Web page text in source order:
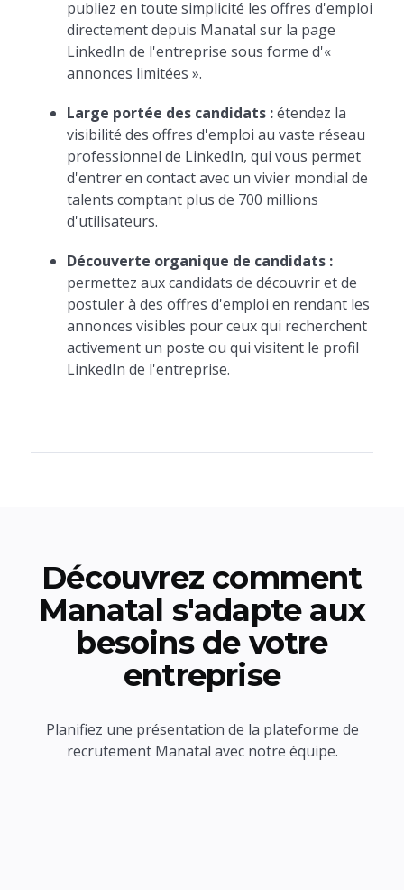
publiez en toute simplicité les offres d'emploi
directement depuis Manatal sur la page
LinkedIn de l'entreprise sous forme d'«
annonces limitées ».
Large portée des candidats :étendez la
visibilité des offres d'emploi au vaste réseau
professionnel de LinkedIn, qui vous permet
d'entrer en contact avec un vivier mondial de
talents comptant plus de 700 millions
d'utilisateurs.
Découverte organique de candidats :
permettez aux candidats de découvrir et de
postuler à des offres d'emploi en rendant les
annonces visibles pour ceux qui recherchent
activement un poste ou qui visitent le profil
LinkedIn de l'entreprise.
Découvrez comment
Manatal s'adapte aux
besoins de votre
entreprise
Planifiez une présentation de la plateforme de
recrutement Manatal avec notre équipe.